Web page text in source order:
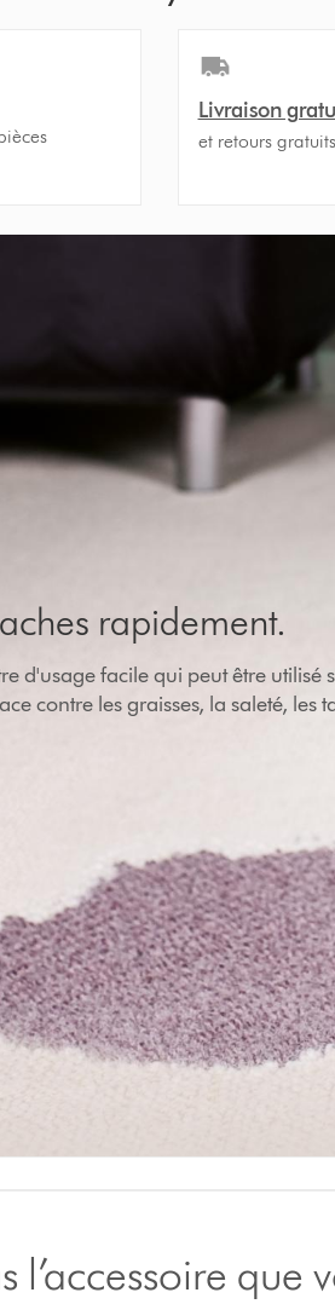
Livraison
et retours gratuits
rapidement.
d'usage facile qui peut être utilisé
contre les graisses, la saleté, les
l’accessoire que